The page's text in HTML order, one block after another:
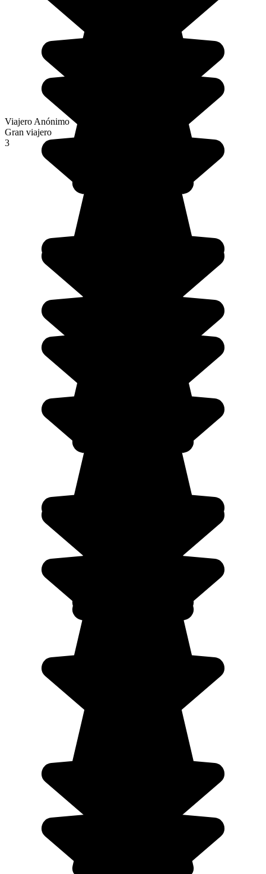
Viajero Anónimo
Gran viajero
3